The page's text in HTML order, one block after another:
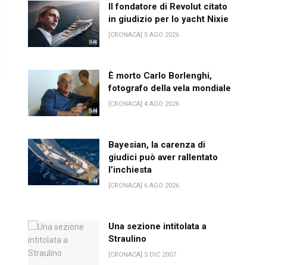
Il fondatore di Revolut citato
in giudizio per lo yacht Nixie
[CRONACA] 5 AGO 2026
È morto Carlo Borlenghi,
fotografo della vela mondiale
[CRONACA] 4 AGO 2026
Bayesian, la carenza di
giudici può aver rallentato
l’inchiesta
[CRONACA] 6 AGO 2026
Una sezione intitolata a
Straulino
[CRONACA] 5 DIC 2007